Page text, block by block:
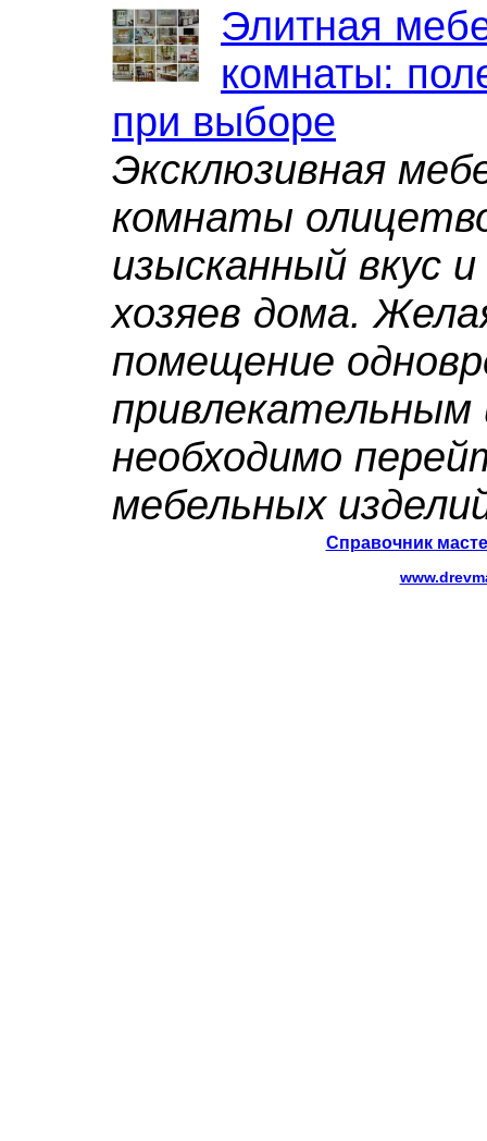
Элитная
комнаты:
при выборе
Эксклюзивная
комнаты
изысканный вкус
хозяев дома.
помещение
необходимо
мебельных
Справочник